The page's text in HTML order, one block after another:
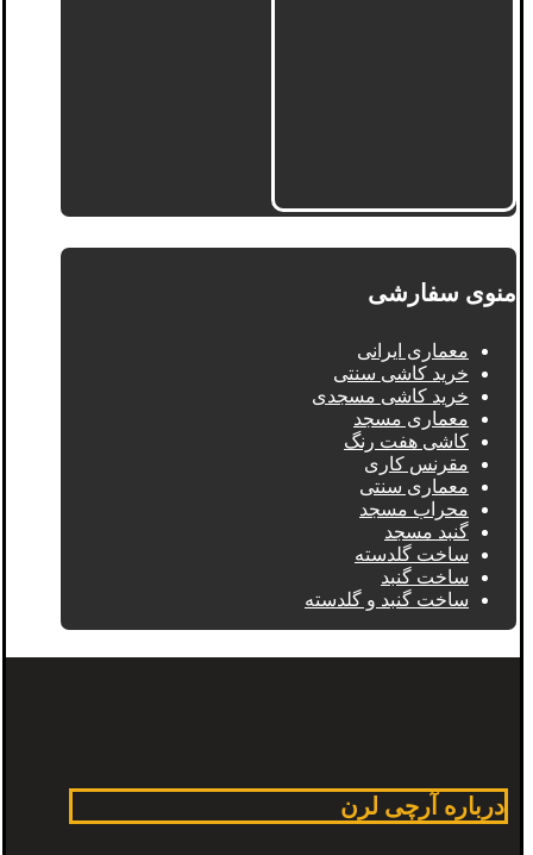
منوی سفارشی
معماری ایرانی
خرید کاشی سنتی
خرید کاشی مسجدی
معماری مسجد
کاشی هفت رنگ
مقرنس کاری
معماری سنتی
محراب مسجد
گنبد مسجد
ساخت گلدسته
ساخت گنبد
ساخت گنبد و گلدسته
درباره آرچی لرن